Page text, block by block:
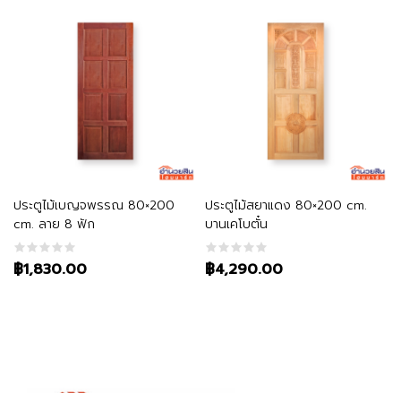
฿4,590.00.
฿2,925.00.
ประตูไม้เบญจพรรณ 80×200
cm. ลาย 8 ฟัก
฿1,830.00
หยิบใส่ตะกร้า
ประตูไม้สยาแดง 80×200 cm.
บานเคโบตั๋น
฿4,290.00
หยิบใส่ตะกร้า